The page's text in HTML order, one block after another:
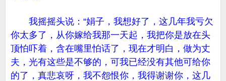
我摇摇头说：“娟子，我想好了，这几年我亏欠
你太多了，从你嫁给我那一天起，我把你是放在头
顶怕吓着，含在嘴里怕话了，现在才明白，做为丈
夫，光有这些是不够的，可我已经没有其他可给你
的了，真悲哀呀，我不怨恨你，我得谢谢你，这几